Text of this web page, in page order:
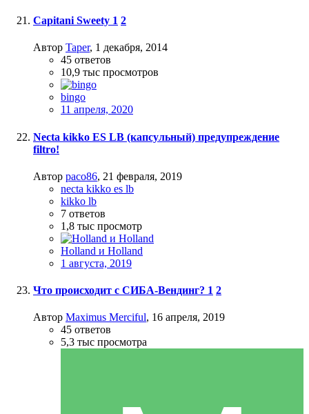
Capitani Sweety 1 2
Автор Taper, 1 декабря, 2014
45 ответов
10,9 тыс просмотров
bingo
11 апреля, 2020
Necta kikko ES LB (капсульный) предупреждение
filtro!
Автор paco86, 21 февраля, 2019
necta kikko es lb
kikko lb
7 ответов
1,8 тыс просмотр
Holland и Holland
1 августа, 2019
Что происходит с СИБА-Вендинг? 1 2
Автор Maximus Merciful, 16 апреля, 2019
45 ответов
5,3 тыс просмотра